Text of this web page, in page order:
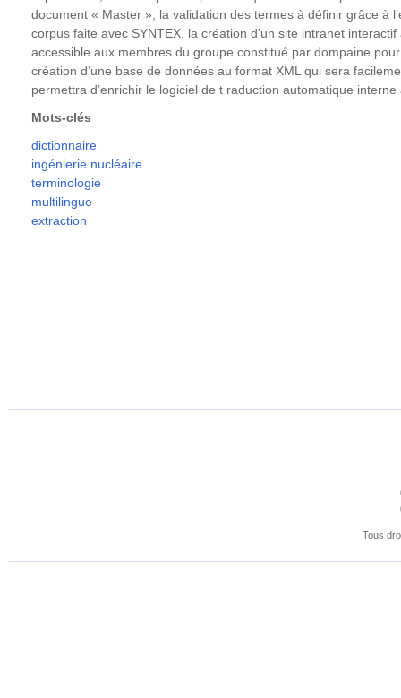
document « Master », la validation des termes à définir grâce à
corpus faite avec SYNTEX, la création d’un site intranet
accessible aux membres du groupe constitué par dompaine
création d’une base de données au format XML qui sera
permettra d’enrichir le logiciel de t raduction automatique
Mots-clés
dictionnaire
ingénierie nucléaire
terminologie
multilingue
extraction
Tous